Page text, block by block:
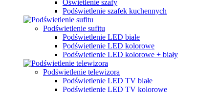
Oświetlenie szafy
Podświetlenie szafek kuchennych
Podświetlenie sufitu
Podświetlenie LED białe
Podświetlenie LED kolorowe
Podświetlenie LED kolorowe + biały
Podświetlenie telewizora
Podświetlenie LED TV białe
Podświetlenie LED TV kolorowe